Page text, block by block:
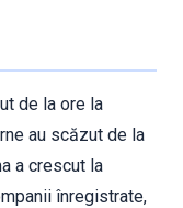
de la ore la
au scăzut de la
a crescut la
înregistrate,